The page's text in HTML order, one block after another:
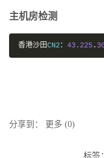
主机房检测
香港沙田CN2： 43.225 .
分享到： 更多 (0)
标签：